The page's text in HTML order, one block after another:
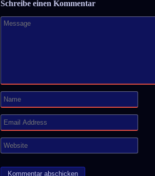
Schreibe einen Kommentar